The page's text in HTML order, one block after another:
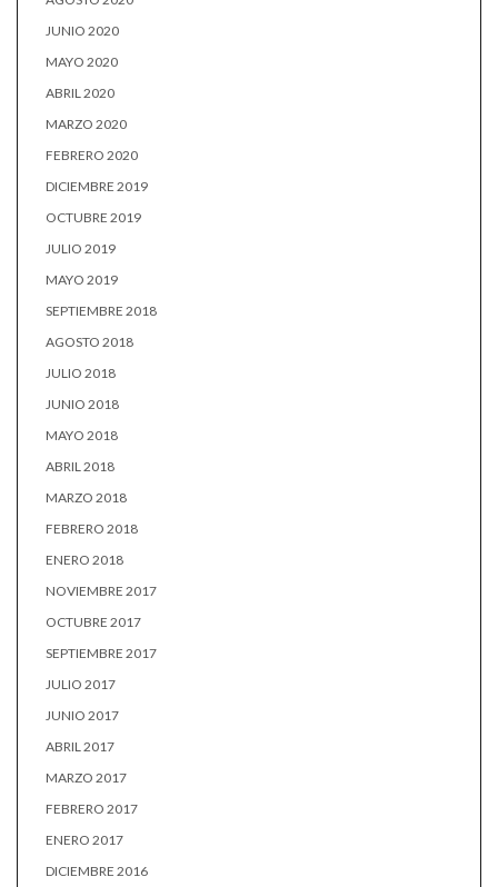
JUNIO 2020
MAYO 2020
ABRIL 2020
MARZO 2020
FEBRERO 2020
DICIEMBRE 2019
OCTUBRE 2019
JULIO 2019
MAYO 2019
SEPTIEMBRE 2018
AGOSTO 2018
JULIO 2018
JUNIO 2018
MAYO 2018
ABRIL 2018
MARZO 2018
FEBRERO 2018
ENERO 2018
NOVIEMBRE 2017
OCTUBRE 2017
SEPTIEMBRE 2017
JULIO 2017
JUNIO 2017
ABRIL 2017
MARZO 2017
FEBRERO 2017
ENERO 2017
DICIEMBRE 2016